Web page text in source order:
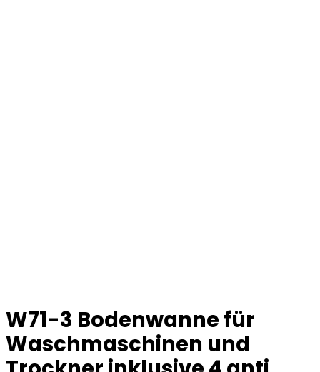
W71-3 Bodenwanne für
Waschmaschinen und